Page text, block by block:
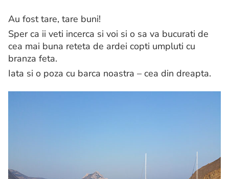
Au fost tare, tare buni!
Sper ca ii veti incerca si voi si o sa va bucurati de
cea mai buna reteta de ardei copti umpluti cu
branza feta.
Iata si o poza cu barca noastra – cea din dreapta.